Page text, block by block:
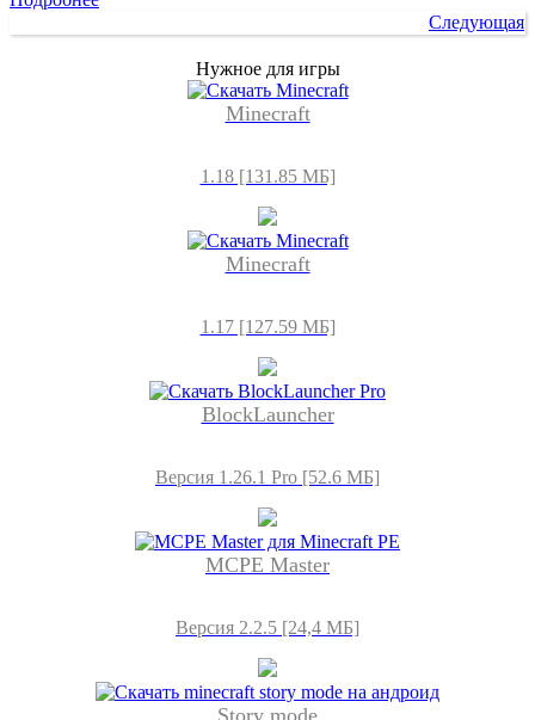
Следующая
Нужное для игры
Minecraft
1.18 [131.85 МБ]
Minecraft
1.17 [127.59 МБ]
BlockLauncher
Версия 1.26.1 Pro [52.6 МБ]
MCPE Master
Версия 2.2.5 [24,4 МБ]